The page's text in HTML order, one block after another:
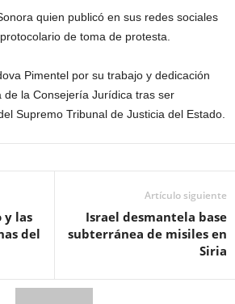
quien publicó en sus redes sociales
de toma de protesta.
Pimentel por su trabajo y dedicación
de la Consejería Jurídica tras ser
Supremo Tribunal de Justicia del Estado.
y las
del
Artículo siguiente
Israel desmantela base
subterránea de misiles en
Siria